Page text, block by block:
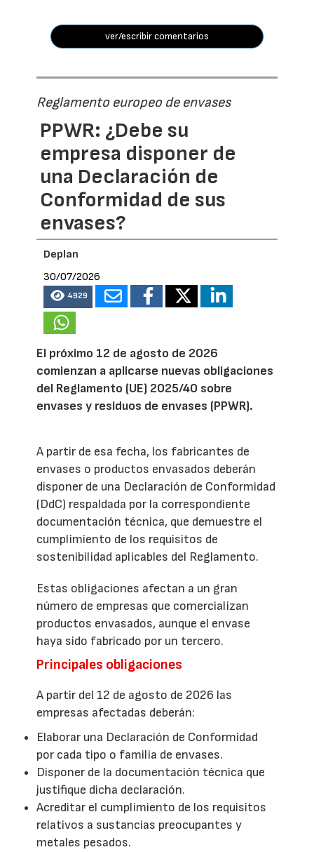
ver/escribir comentarios
Reglamento europeo de envases
PPWR: ¿Debe su
empresa disponer de
una Declaración de
Conformidad de sus
envases?
Deplan
30/07/2026
4929
El próximo 12 de agosto de 2026
comienzan a aplicarse nuevas obligaciones
del Reglamento (UE) 2025/40 sobre
envases y residuos de envases (PPWR).
A partir de esa fecha, los fabricantes de
envases o productos envasados deberán
disponer de una Declaración de Conformidad
(DdC) respaldada por la correspondiente
documentación técnica, que demuestre el
cumplimiento de los requisitos de
sostenibilidad aplicables del Reglamento.
Estas obligaciones afectan a un gran
número de empresas que comercializan
productos envasados, aunque el envase
haya sido fabricado por un tercero.
Principales obligaciones
A partir del 12 de agosto de 2026 las
empresas afectadas deberán:
Elaborar una Declaración de Conformidad
por cada tipo o familia de envases.
Disponer de la documentación técnica que
justifique dicha declaración.
Acreditar el cumplimiento de los requisitos
relativos a sustancias preocupantes y
metales pesados.